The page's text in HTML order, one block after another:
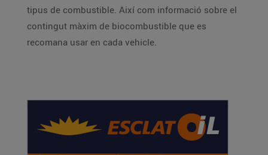
tipus de combustible. Així com informació sobre el
contingut màxim de biocombustible que es
recomana usar en cada vehicle.